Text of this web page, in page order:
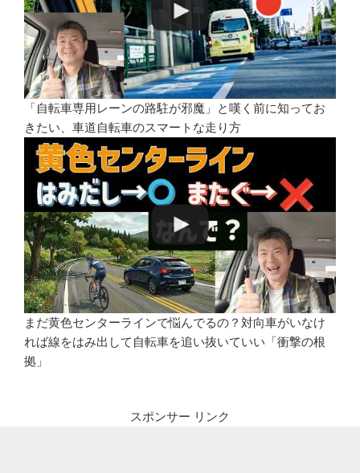
「自転車専用レーンの路駐が邪魔」と嘆く前に知ってお
きたい、車道自転車のスマートな走り方
まだ黄色センターラインで悩んでるの？対向車がいなけ
れば線をはみ出して自転車を追い抜いていい「衝撃の根
拠」
スポンサー リンク